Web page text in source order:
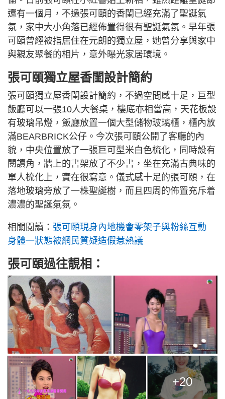
還有一個月，不過張可頤的香閨已經充滿了聖誕氣
氛，家中大小角落已經佈置得很有聖誕氣氛。早年張
可頤曾經被指居住在元朗的獨立屋，她曾分享與家中
與親友聚餐的相片，意外曝光家居環境。
張可頤獨立屋香閨設計簡約
張可頤獨立屋香閨設計簡約，不過空間感十足，巨型
飯廳可以一張10人大餐桌，樓底亦相當高，天花板設
有玻璃吊燈，飯廳放置一個大型儲物玻璃櫃，櫃內放
滿BEARBRICK公仔。今次張可頤公開了客廳的內
貌，中央位置放了一張巨可型米白色梳化，同時設有
閱讀角，牆上的書架放了不少書，坐在充滿古典味的
單人梳化上，實在很寫意。儀式感十足的張可頤，在
落地玻璃旁放了一株聖誕樹，而且四周的佈置充斥着
濃濃的聖誕氣氛。
相關閱讀： 張可頤現身內地機會零架子與粉絲互動
身體一狀態被網民質疑造假惹熱議
張可頤過往靚相：
+20